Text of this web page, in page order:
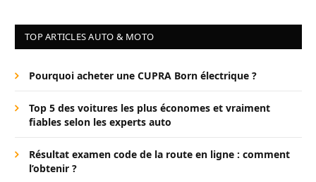
TOP ARTICLES AUTO & MOTO
Pourquoi acheter une CUPRA Born électrique ?
Top 5 des voitures les plus économes et vraiment
fiables selon les experts auto
Résultat examen code de la route en ligne : comment
l’obtenir ?